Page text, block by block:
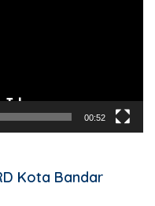
00:52
Kota Bandar